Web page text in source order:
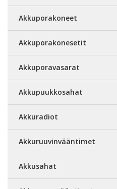
Akkuporakoneet
Akkuporakonesetit
Akkuporavasarat
Akkupuukkosahat
Akkuradiot
Akkuruuvinvääntimet
Akkusahat